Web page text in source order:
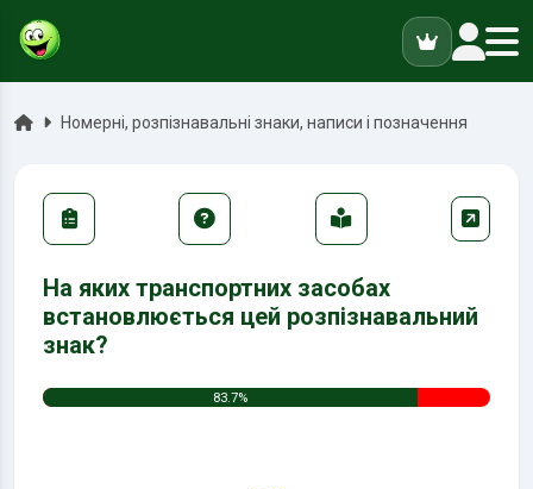
ГоловнаНомерні, розпізнавальні знаки, написи і позначення
На яких транспортних засобах
встановлюється цей розпізнавальний
знак?
83.7%